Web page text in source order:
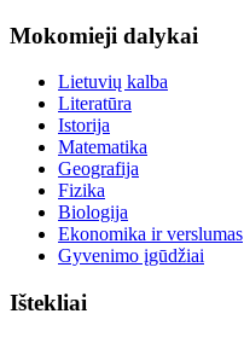
Mokomieji dalykai
Lietuvių kalba
Literatūra
Istorija
Matematika
Geografija
Fizika
Biologija
Ekonomika ir verslumas
Gyvenimo įgūdžiai
Ištekliai